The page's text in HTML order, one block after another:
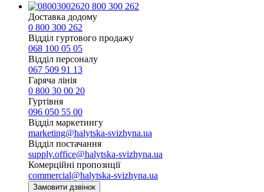
0 800 300 262
Доставка додому
0 800 300 262
Відділ гуртового продажу
068 100 05 05​
Відділ персоналу
067 509 91 13
Гаряча лінія
0 800 30 00 20
Гуртівня
096 050 55 00
Відділ маркетингу
marketing@halytska-svizhyna.ua
Відділ постачання
supply.office@halytska-svizhyna.ua
Комерційні пропозиції
commercial@halytska-svizhyna.ua
Замовити дзвінок